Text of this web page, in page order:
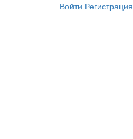
Войти Регистрация